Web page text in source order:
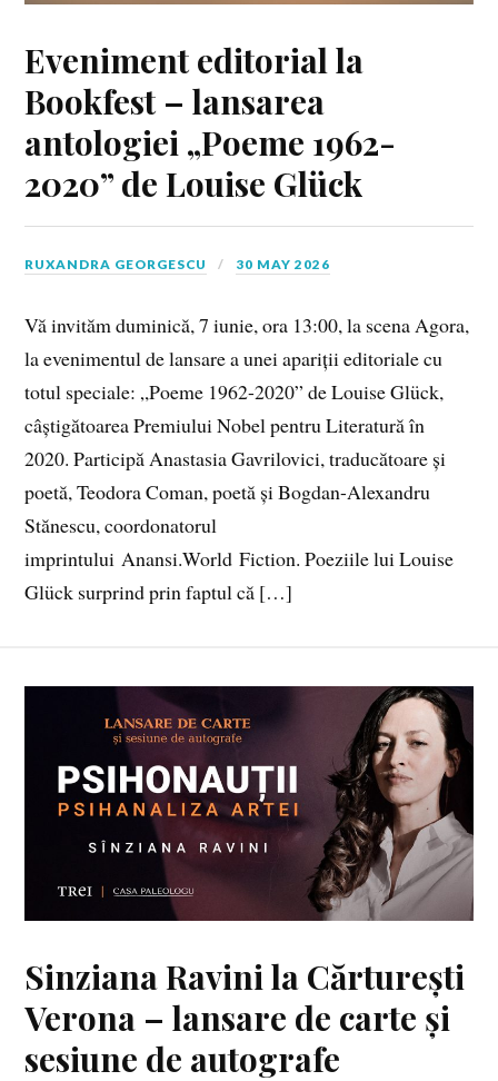
Eveniment editorial la
Bookfest – lansarea
antologiei „Poeme 1962-
2020” de Louise Glück
RUXANDRA GEORGESCU 30 MAY 2026
Vă invităm duminică, 7 iunie, ora 13:00, la scena Agora,
la evenimentul de lansare a unei apariții editoriale cu
totul speciale: „Poeme 1962-2020” de Louise Glück,
câștigătoarea Premiului Nobel pentru Literatură în
2020. Participă Anastasia Gavrilovici, traducătoare și
poetă, Teodora Coman, poetă și Bogdan-Alexandru
Stănescu, coordonatorul
imprintului Anansi.World Fiction. Poeziile lui Louise
Glück surprind prin faptul că […]
Sinziana Ravini la Cărturești
Verona – lansare de carte și
sesiune de autografe